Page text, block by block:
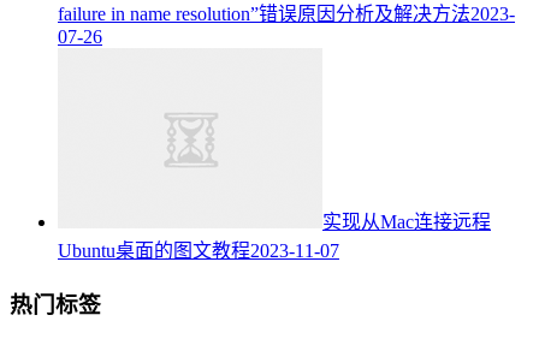
failure in name resolution”错误原因分析及解决方法2023-
07-26
实现从Mac连接远程
Ubuntu桌面的图文教程2023-11-07
热门标签